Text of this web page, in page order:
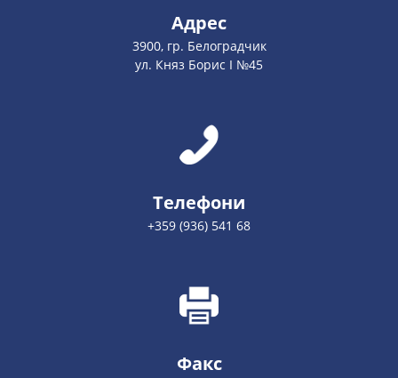
Адрес
3900, гр. Белоградчик
ул. Княз Борис І №45
Телефони
+359 (936) 541 68
Факс